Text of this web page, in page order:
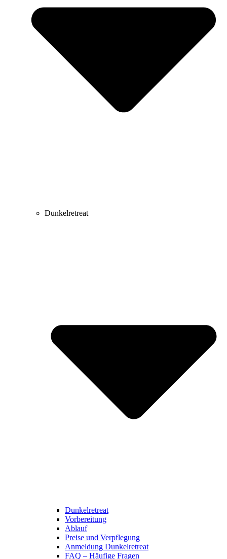
Dunkelretreat
Dunkelretreat
Vorbereitung
Ablauf
Preise und Verpflegung
Anmeldung Dunkelretreat
FAQ – Häufige Fragen